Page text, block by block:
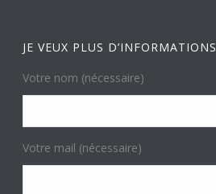
JE VEUX PLUS D’INFORMATIONS
Votre nom (nécessaire)
Votre mail (nécessaire)